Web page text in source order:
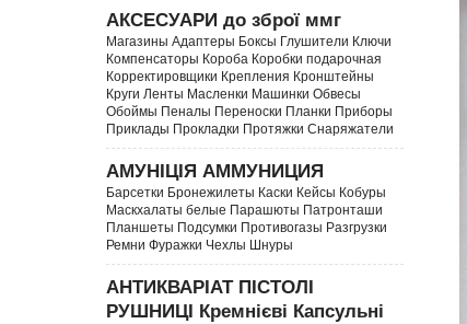
АКСЕСУАРИ до зброї ммг
Магазины Адаптеры Боксы Глушители Ключи
Компенсаторы Короба Коробки подарочная
Корректировщики Крепления Кронштейны
Круги Ленты Масленки Машинки Обвесы
Обоймы Пеналы Переноски Планки Приборы
Приклады Прокладки Протяжки Снаряжатели
АМУНІЦІЯ АММУНИЦИЯ
Барсетки Бронежилеты Каски Кейсы Кобуры
Маскхалаты белые Парашюты Патронташи
Планшеты Подсумки Противогазы Разгрузки
Ремни Фуражки Чехлы Шнуры
АНТИКВАРІАТ ПІСТОЛІ
РУШНИЦІ Кремнієві Капсульні